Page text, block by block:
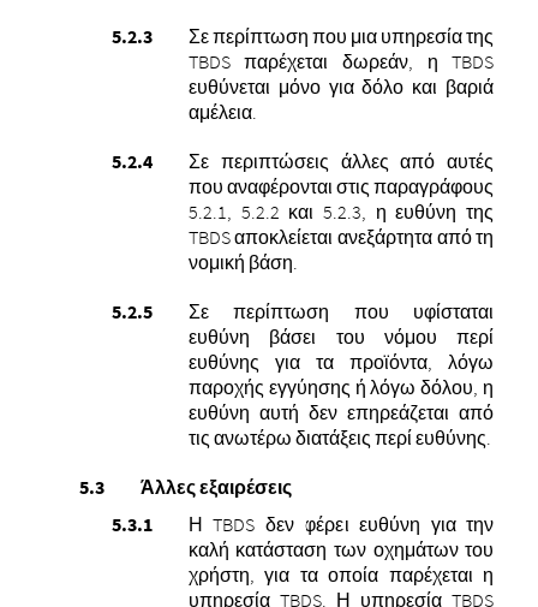
Σε περίπτωση που μια υπηρεσία της
TBDS παρέχεται δωρεάν, η TBDS
ευθύνεται μόνο για δόλο και βαριά
αμέλεια.
Σε περιπτώσεις άλλες από αυτές
που αναφέρονται στις παραγράφους
5.2.1, 5.2.2 και 5.2.3, η ευθύνη της
TBDS αποκλείεται ανεξάρτητα από τη
νομική βάση.
Σε περίπτωση που υφίσταται
ευθύνη βάσει του νόμου περί
ευθύνης για τα προϊόντα, λόγω
παροχής εγγύησης ή λόγω δόλου, η
ευθύνη αυτή δεν επηρεάζεται από
τις ανωτέρω διατάξεις περί ευθύνης.
Άλλες εξαιρέσεις
Η TBDS δεν φέρει ευθύνη για την
καλή κατάσταση των οχημάτων του
χρήστη, για τα οποία παρέχεται η
υπηρεσία TBDS. Η υπηρεσία TBDS